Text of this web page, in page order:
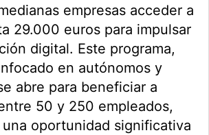
empresas acceder a
29.000 euros para impulsar
digital. Este programa,
en autónomos y
abre para beneficiar a
50 y 250 empleados,
oportunidad significativa